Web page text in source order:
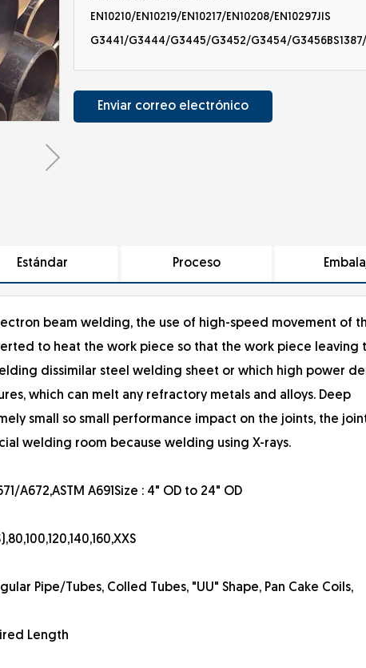
EN10210/EN10219/EN10217/EN10208/EN10297JIS
G3441/G3444/G3445/G3452/G3454/G3456BS1387/
Enviar correo electrónico
Estándar Proceso
beam welding, the use of high-speed movement of
to heat the work piece so that the work piece leaving
dissimilar steel welding sheet or which high power
which can melt any refractory metals and alloys. Deep
small so small performance impact on the joints, the
welding room because welding using X-rays.
A672,ASTM A691Size : 4" OD to 24" OD
Pipe/Tubes, Colled Tubes, "UU" Shape, Pan Cake Coils,
Length